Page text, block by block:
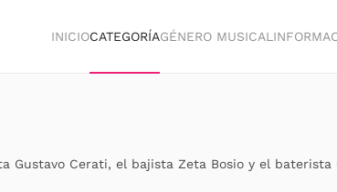
INICIOCATEGORÍAGÉNERO MUSICAL
Gustavo Cerati, el bajista Zeta Bosio y el baterista